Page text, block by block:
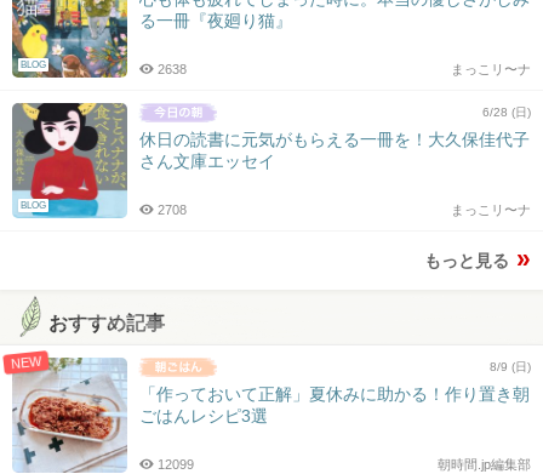
BLOG
る一冊『夜廻り猫』
まっこリ〜ナ
2638
BLOG
6/28 (日)
休日の読書に元気がもらえる一冊を！大久保佳代子
さん文庫エッセイ
まっこリ〜ナ
2708
もっと見る
おすすめ記事
NEW 8/9 (日)
「作っておいて正解」夏休みに助かる！作り置き朝
ごはんレシピ3選
朝時間.jp編集部
12099